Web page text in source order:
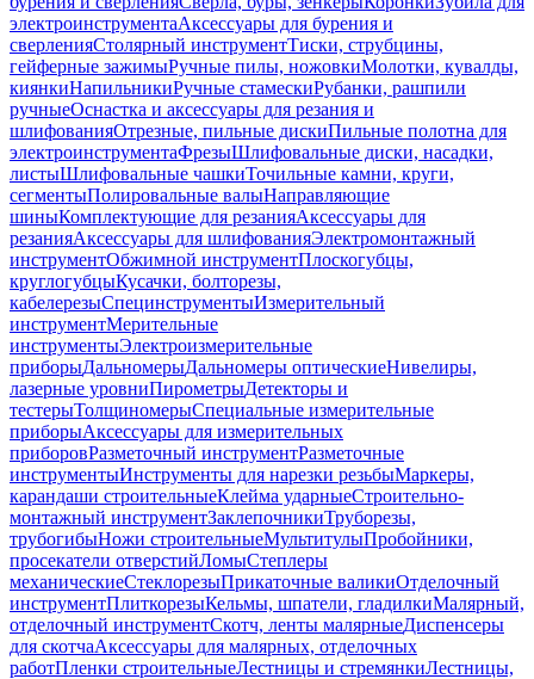
электроинструментаАксессуары для бурения и
сверленияСтолярный инструментТиски, струбцины,
гейферные зажимыРучные пилы, ножовкиМолотки, кувалды,
киянкиНапильникиРучные стамескиРубанки, рашпили
ручныеОснастка и аксессуары для резания и
шлифованияОтрезные, пильные дискиПильные полотна для
электроинструментаФрезыШлифовальные диски, насадки,
листыШлифовальные чашкиТочильные камни, круги,
сегментыПолировальные валыНаправляющие
шиныКомплектующие для резанияАксессуары для
резанияАксессуары для шлифованияЭлектромонтажный
инструментОбжимной инструментПлоскогубцы,
круглогубцыКусачки, болторезы,
кабелерезыСпецинструментыИзмерительный
инструментМерительные
инструментыЭлектроизмерительные
приборыДальномерыДальномеры оптическиеНивелиры,
лазерные уровниПирометрыДетекторы и
тестерыТолщиномерыСпециальные измерительные
приборыАксессуары для измерительных
приборовРазметочный инструментРазметочные
инструментыИнструменты для нарезки резьбыМаркеры,
карандаши строительныеКлейма ударныеСтроительно-
монтажный инструментЗаклепочникиТруборезы,
трубогибыНожи строительныеМультитулыПробойники,
просекатели отверстийЛомыСтеплеры
механическиеСтеклорезыПрикаточные валикиОтделочный
инструментПлиткорезыКельмы, шпатели, гладилкиМалярный,
отделочный инструментСкотч, ленты малярныеДиспенсеры
для скотчаАксессуары для малярных, отделочных
работПленки строительныеЛестницы и стремянкиЛестницы,